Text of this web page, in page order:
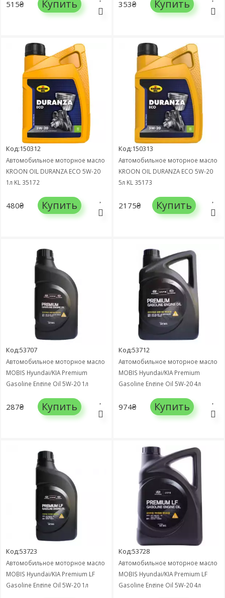
515₴ Купить 353₴ Купить
Код:150312
Автомобильное моторное масло
KROON OIL DURANZA ECO 5W-20
1л KL 35172
480₴ Купить
Код:150313
Автомобильное моторное масло
KROON OIL DURANZA ECO 5W-20
5л KL 35173
2175₴ Купить
Код:53707
Автомобильное моторное масло
MOBIS Hyundai/KIA Premium
Gasoline Engine Oil 5W-20 1л
287₴ Купить
Код:53712
Автомобильное моторное масло
MOBIS Hyundai/KIA Premium
Gasoline Engine Oil 5W-20 4л
974₴ Купить
Код:53723
Автомобильное моторное масло
MOBIS Hyundai/KIA Premium LF
Gasoline Engine Oil 5W-20 1л
Код:53728
Автомобильное моторное масло
MOBIS Hyundai/KIA Premium LF
Gasoline Engine Oil 5W-20 4л